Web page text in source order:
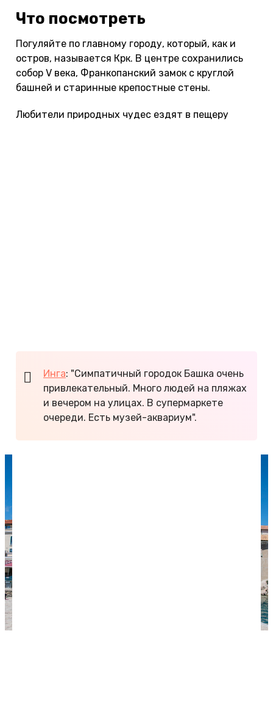
Что посмотреть
Погуляйте по главному городу, который, как и
остров, называется Крк. В центре сохранились
собор V века, Франкопанский замок с круглой
башней и старинные крепостные стены.
Любители природных чудес ездят в пещеру
Инга: "Симпатичный городок Башка очень
привлекательный. Много людей на пляжах
и вечером на улицах. В супермаркете
очереди. Есть музей-аквариум".